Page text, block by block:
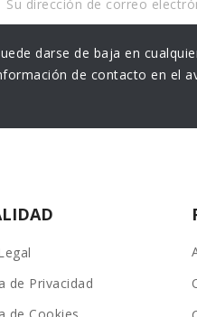
darse de baja en
de contacto en el
de Privacidad
de Cookies